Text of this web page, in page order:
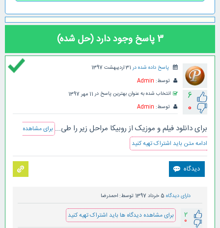
3پاسخ وجود دارد (حل شده)
6
0
پاسخ داده شده در 31 اردیبهشت 1397
توسط: Admin
انتخاب شده به عنوان بهترین پاسخ در 11 مهر 1397
توسط: Admin
برای دانلود فیلم و موزیک از روبیکا مراحل زیر را طی... برای مشاهده
ادامه متن باید اشتراک تهیه کنید
دارای دیدگاه 5 خرداد 1397 توسط: احمدرضا
2
0 برای مشاهده دیدگاه ها باید اشتراک تهیه کنید